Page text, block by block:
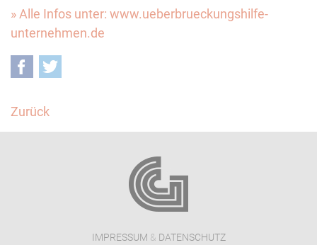
» Alle Infos unter: www.ueberbrueckungshilfe-
unternehmen.de
Facebook
Zurück
IMPRESSUM & DATENSCHUTZ